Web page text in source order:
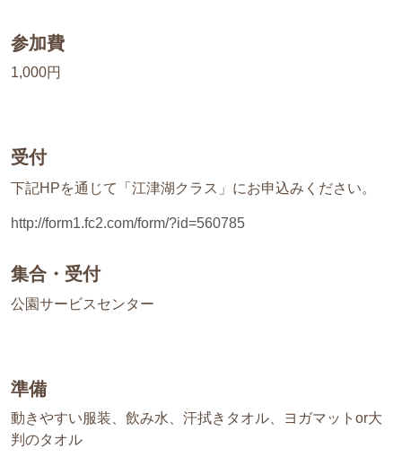
参加費
1,000円
受付
下記HPを通じて「江津湖クラス」にお申込みください。
http://form1.fc2.com/form/?id=560785
集合・受付
公園サービスセンター
準備
動きやすい服装、飲み水、汗拭きタオル、ヨガマットor大
判のタオル